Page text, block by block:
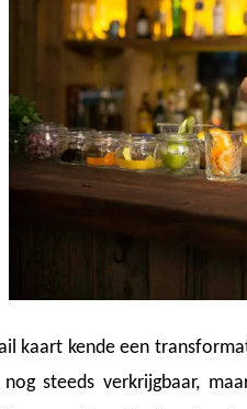
kaart kende een
steeds verkrijgbaar,